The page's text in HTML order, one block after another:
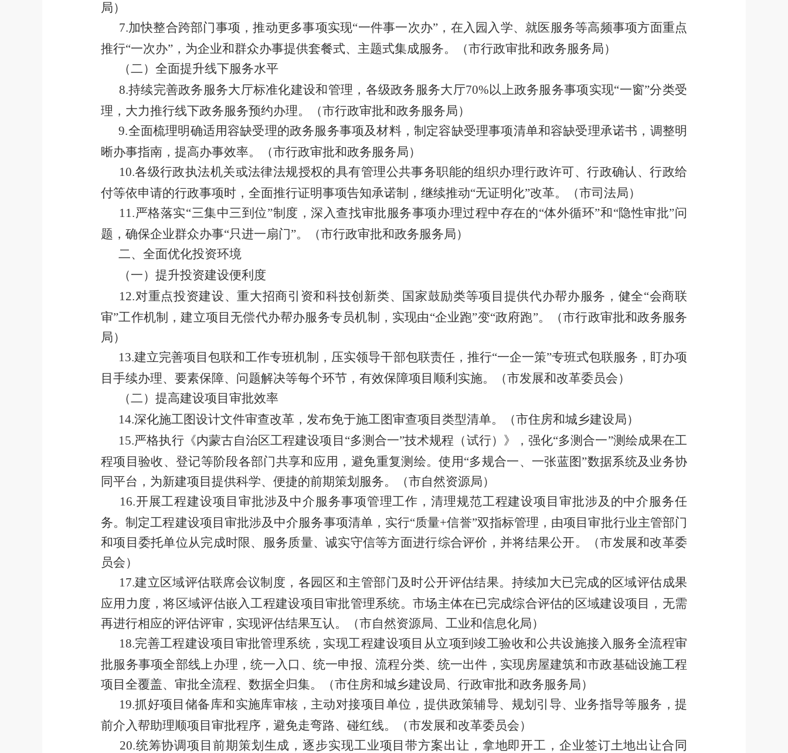
局）
7.加快整合跨部门事项，推动更多事项实现“一件事一次办” ，在入园入学、就医服务等高频事项方面重点
推行“一次办” ，为企业和群众办事提供套餐式、主题式集成服务。
（市行政审批和政务服务局）
（二）全面提升线下服务水平
8.持续完善政务服务大厅标准化建设和管理，各级政务服务大厅70%以上政务服务事项实现“一窗”分类受
理，大力推行线下政务服务预约办理。
（市行政审批和政务服务局）
9.全面梳理明确适用容缺受理的政务服务事项及材料，制定容缺受理事项清单和容缺受理承诺书 ，调整明
晰办事指南 ， 提高办事效率。
（市行政审批和政务服务局）
10.各级行政执法机关或法律法规授权的具有管理公共事务职能的组织办理行政许可、行政确认、行政给
付等依申请的行政事项时，全面推行证明事项告知承诺制， 继续推动“无证明化”改革。
（市司法局）
11.严格落实“三集中三到位”制度，深入查找审批服务事项办理过程中存在的“体外循环”和“隐性审批”问
题，确保企业群众办事“只进一扇门”。
（市行政审批和政务服务局）
二、 全面优化投资环境
（一）提升投资建设便利度
12.对重点投资建设、重大招商引资和科技创新类、国家鼓励类等项目提供代办帮办服务，健全“会商联
审”工作机制，建立项目无偿代办帮办服务专员机制，实现由“企业跑”变“政府跑”。
（市行政审批和政务服务
局）
13.建立完善项目包联和工作专班机制，压实领导干部包联责任，推行“一企一策”专班式包联服务，盯办项
目手续办理、要素保障、问题解决等每个环节，有效保障项目顺利实施。
（市发展和改革委员会）
（二） 提高建设项目审批效率
14.深化施工图设计文件审查改革，发布免于施工图审查项目类型清单。
（市住房和城乡建设局）
15.严格执行《内蒙古自治区工程建设项目 “多测合一”技术规程（试行）》， 强化“多测合一”测绘成果在工
程项目验收、登记等阶段各部门共享和应用， 避免重复测绘。使用“多规合一、一张蓝图”数据系统及业务协
同平台，为新建项目提供科学、便捷的前期策划服务。
（市自然资源局）
16.开展工程建设项目审批涉及中介服务事项管理工作，清理规范工程建设项目审批涉及的中介服务任
务。制定工程建设项目审批涉及中介服务事项清单，实行“质量+信誉”双指标管理，由项目审批行业主管部门
和项目委托单位从完成时限、服务质量、诚实守信等方面进行综合评价，并将结果公开。
（市发展和改革委
员会）
17.建立区域评估联席会议制度，各园区和主管部门及时公开评估结果。持续加大已完成的区域评估成果
应用力度，将区域评估嵌入工程建设项目审批管理系统。市场主体在已完成综合评估的区域建设项目，无需
再进行相应的评估评审，实现评估结果互认。
（市自然资源局、工业和信息化局）
18.完善工程建设项目审批管理系统，实现工程建设项目从立项到竣工验收和公共设施接入服务全流程审
批服务事项全部线上办理，统一入口、统一申报、流程分类、统一出件，实现房屋建筑和市政基础设施工程
项目全覆盖、审批全流程、数据全归集。
（市住房和城乡建设局、行政审批和政务服务局）
19.抓好项目储备库和实施库审核，主动对接项目单位，提供政策辅导、规划引导、业务指导等服务，提
前介入帮助理顺项目审批程序 ，避免走弯路、碰红线。
（市发展和改革委员会）
20.统筹协调项目前期策划生成，逐步实现工业项目带方案出让，拿地即开工，企业签订土地出让合同